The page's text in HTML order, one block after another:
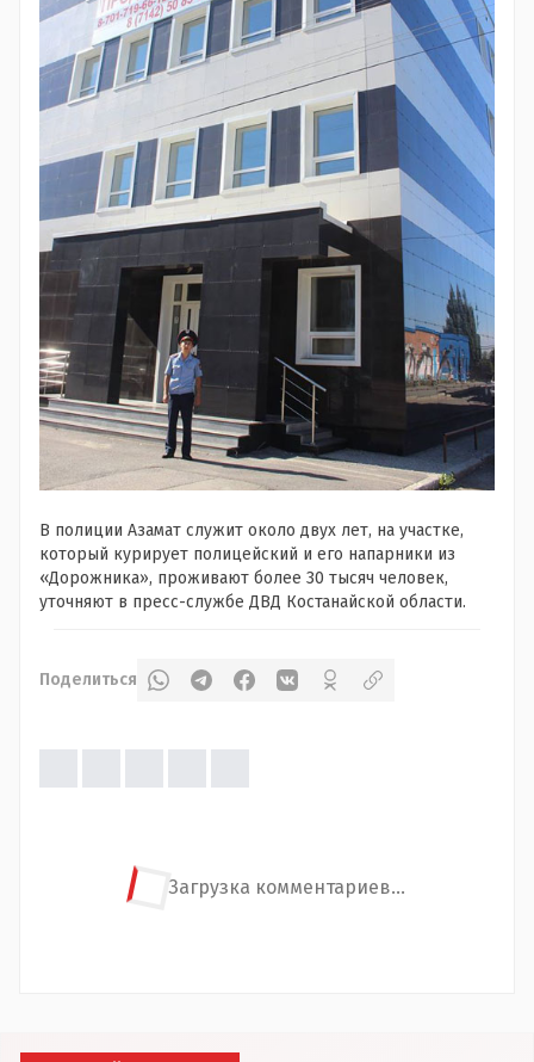
В полиции Азамат служит около двух лет, на участке,
который курирует полицейский и его напарники из
«Дорожника», проживают более 30 тысяч человек,
уточняют в пресс-службе ДВД Костанайской области.
Поделиться
Загрузка комментариев...